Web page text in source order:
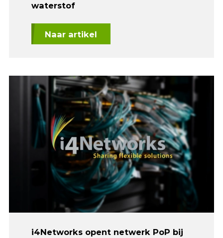
waterstof
Naar artikel
i4Networks opent netwerk PoP bij